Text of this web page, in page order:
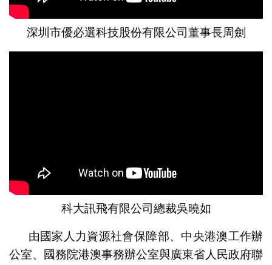
深圳市優必選科技股份有限公司董事長周劍
科大訊飛有限公司總裁吳曉如
由國家人力資源社會保障部、中央港澳工作辦
公室、國務院港澳事務辦公室與廣東省人民政府聯